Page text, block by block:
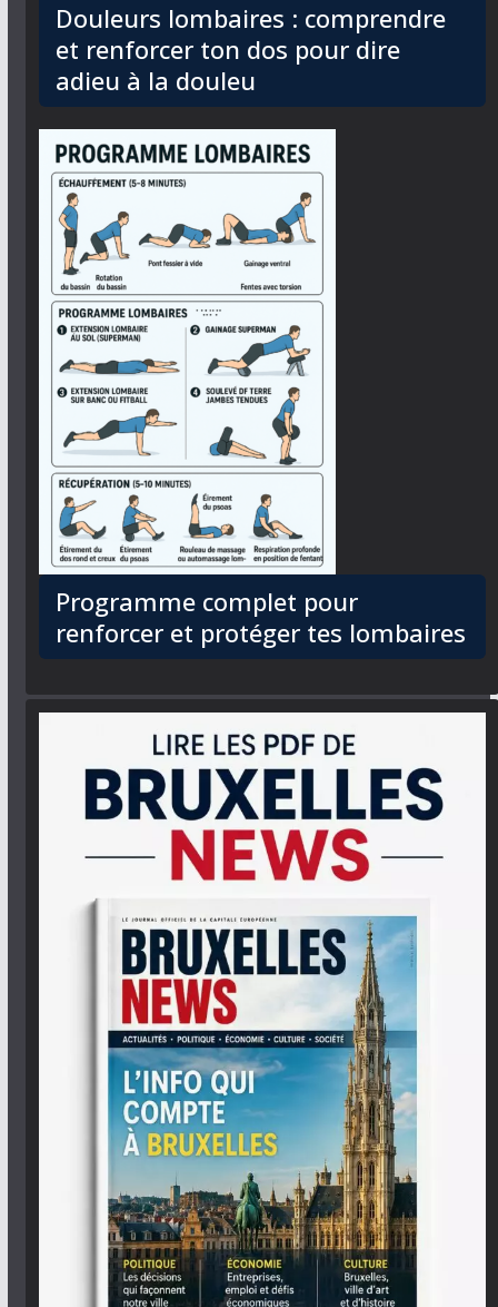
Douleurs lombaires : comprendre
et renforcer ton dos pour dire
adieu à la douleu
Programme complet pour
renforcer et protéger tes lombaires